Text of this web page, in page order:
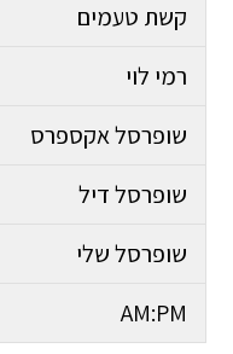
קשת טעמים
רמי לוי
שופרסל אקספרס
שופרסל דיל
שופרסל שלי
AM:PM